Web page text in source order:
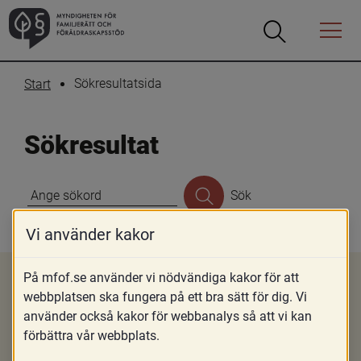
Öppna
Öppna
Menyn
Start Sökresultatsida
Sökresultat
Sök.
Sökförslagen
presenteras
under
sökrutan
Sök
Om MFoF
Nyheter
Vi använder kakor
På mfof.se använder vi nödvändiga kakor för att
webbplatsen ska fungera på ett bra sätt för dig. Vi
använder också kakor för webbanalys så att vi kan
förbättra vår webbplats.